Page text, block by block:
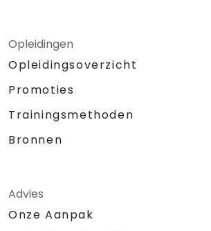
Opleidingen
Opleidingsoverzicht
Promoties
Trainingsmethoden
Bronnen
Advies
Onze Aanpak